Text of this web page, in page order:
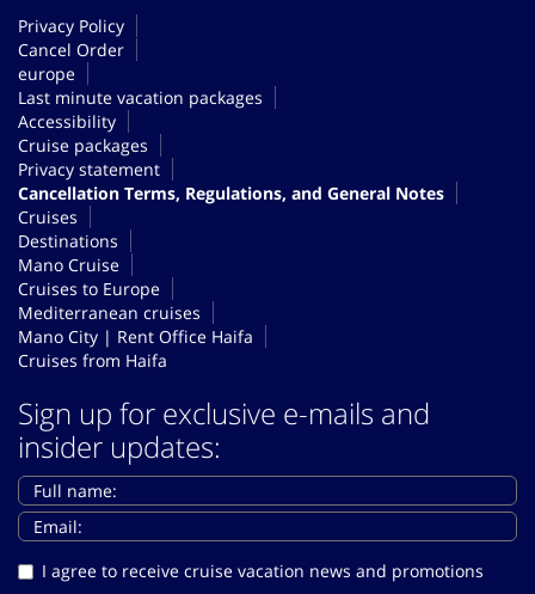
Privacy Policy
Cancel Order
europe
Last minute vacation packages
Accessibility
Cruise packages
Privacy statement
Cancellation Terms, Regulations, and General Notes
Cruises
Destinations
Mano Cruise
Cruises to Europe
Mediterranean cruises
Mano City | Rent Office Haifa
Cruises from Haifa
Sign up for exclusive e-mails and
insider updates:
I agree to receive cruise vacation news and promotions